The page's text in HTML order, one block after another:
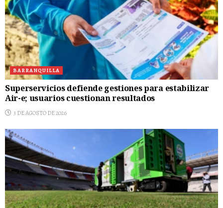
BARRANQUILLA
Superservicios defiende gestiones para estabilizar
Air-e; usuarios cuestionan resultados
3 DE AGOSTO DE 2026